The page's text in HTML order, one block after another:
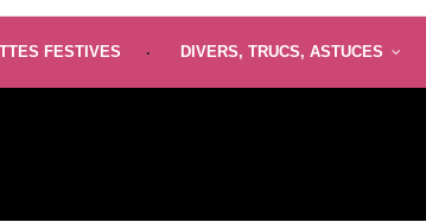
FESTIVES DIVERS, TRUCS, ASTUCES